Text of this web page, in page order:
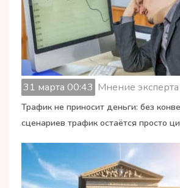
31 марта 00:43 Мнение эксперта
Трафик не приносит деньги: без
сценариев трафик остаётся просто